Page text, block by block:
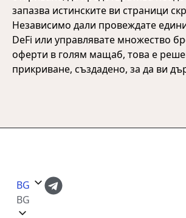
запазва истинските ви страници
Независимо дали провеждате
DeFi или управлявате множество
оферти в голям мащаб, това е
прикриване, създадено, за да ви
BG
BG